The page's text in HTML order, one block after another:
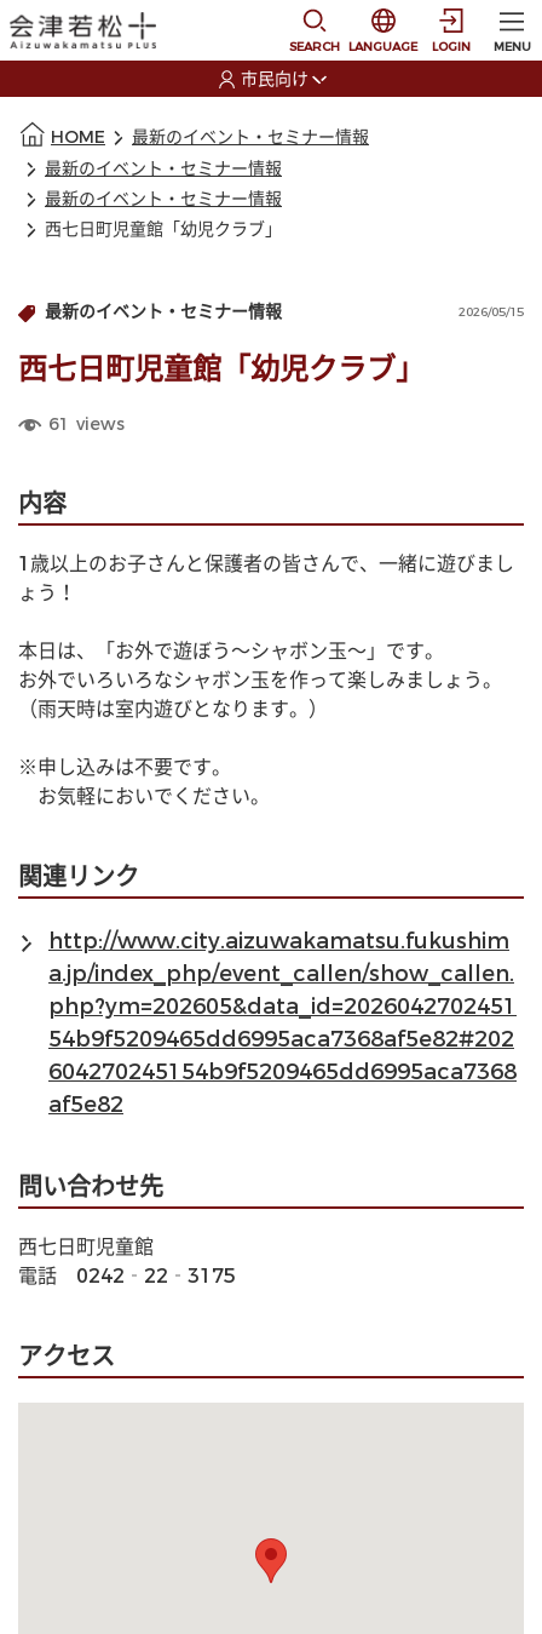
SEARCH
選択すると言語の切
LANGUAGE LOGIN MENU
市民向け
HOME
最新のイベント・セミナー情報
最新のイベント・セミナー情報
最新のイベント・セミナー情報
西七日町児童館「幼児クラブ」
最新のイベント・セミナー情報 2026/05/15
西七日町児童館「幼児クラブ」
61 views
内容
1歳以上のお子さんと保護者の皆さんで、一緒に遊びまし
ょう！
本日は、「お外で遊ぼう〜シャボン玉〜」です。
お外でいろいろなシャボン玉を作って楽しみましょう。
（雨天時は室内遊びとなります。）
※申し込みは不要です。
お気軽においでください。
関連リンク
http://www.city.aizuwakamatsu.fukushim
a.jp/index_php/event_callen/show_callen.
php?ym=202605&data_id=2026042702451
54b9f5209465dd6995aca7368af5e82#202
604270245154b9f5209465dd6995aca7368
af5e82
問い合わせ先
西七日町児童館
電話　0242‐22‐3175
アクセス